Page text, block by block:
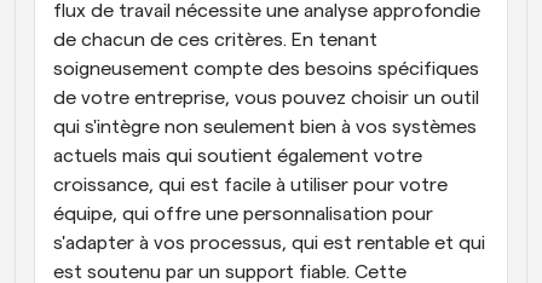
flux de travail nécessite une analyse approfondie
de chacun de ces critères. En tenant
soigneusement compte des besoins spécifiques
de votre entreprise, vous pouvez choisir un outil
qui s'intègre non seulement bien à vos systèmes
actuels mais qui soutient également votre
croissance, qui est facile à utiliser pour votre
équipe, qui offre une personnalisation pour
s'adapter à vos processus, qui est rentable et qui
est soutenu par un support fiable. Cette